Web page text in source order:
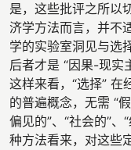
是，这些批评之所以
济学方法而言，并不
学的实验室洞见与选
后者才是 “因果-现实
这样来看，“选择” 在
的普遍概念，无需 “
偏见的”、“社会的”、
种方法看来，对这些